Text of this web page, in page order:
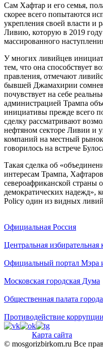
Сам Хафтар и его семья,
скорее всего попытаются
укрепления своей власти и
Ливию, которую в 2019 году
массированного
У многих ливийцев
тем, что она способствует
правления, отмечают
бывшей Джамахирии
почувствует на себе
администрацией Трампа
инициативы прежде всего
сделку рассматривают
нефтяном секторе Ливии и
компаний на местный
говорилось на встрече
Такая сделка об
интересам Трампа,
североафриканской страны
демократических надежд»,
Policy один из видных
Официальная Россия
Центральная избирательная
Официальный портал Мэра
Московская городская Дума
Общественная палата
Противодействие коррупции
Карта сайта
© mosgorizbirkom.ru Все